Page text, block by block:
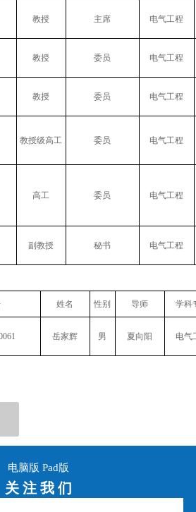
教授 主席 电气工程
教授 委员 电气工程
教授 委员 电气工程
教授级高工 委员 电气工程
高工 委员 电气工程
副教授 秘书 电气工程
姓名 性别 导师 学科
岳家辉 男 夏向阳 电气
电脑版 Pad版
关 注 我 们